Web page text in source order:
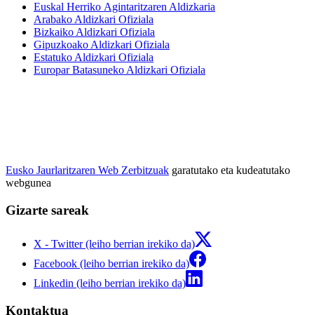
Euskal Herriko Agintaritzaren Aldizkaria
Arabako Aldizkari Ofiziala
Bizkaiko Aldizkari Ofiziala
Gipuzkoako Aldizkari Ofiziala
Estatuko Aldizkari Ofiziala
Europar Batasuneko Aldizkari Ofiziala
Eusko Jaurlaritzaren Web Zerbitzuak garatutako eta kudeatutako
webgunea
Gizarte sareak
X - Twitter (leiho berrian irekiko da)
Facebook (leiho berrian irekiko da)
Linkedin (leiho berrian irekiko da)
Kontaktua